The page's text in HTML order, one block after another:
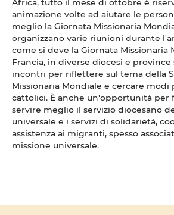
animazione volte ad aiutare le
meglio la Giornata Missionaria
organizzano varie riunioni durante
come si deve la Giornata Missionaria
Francia, in diverse diocesi e
incontri per riflettere sul tema della
Missionaria Mondiale e cercare
cattolici. È anche un'opportunità per
servire meglio il servizio diocesano
universale e i servizi di solidarietà,
assistenza ai migranti, spesso
missione universale.